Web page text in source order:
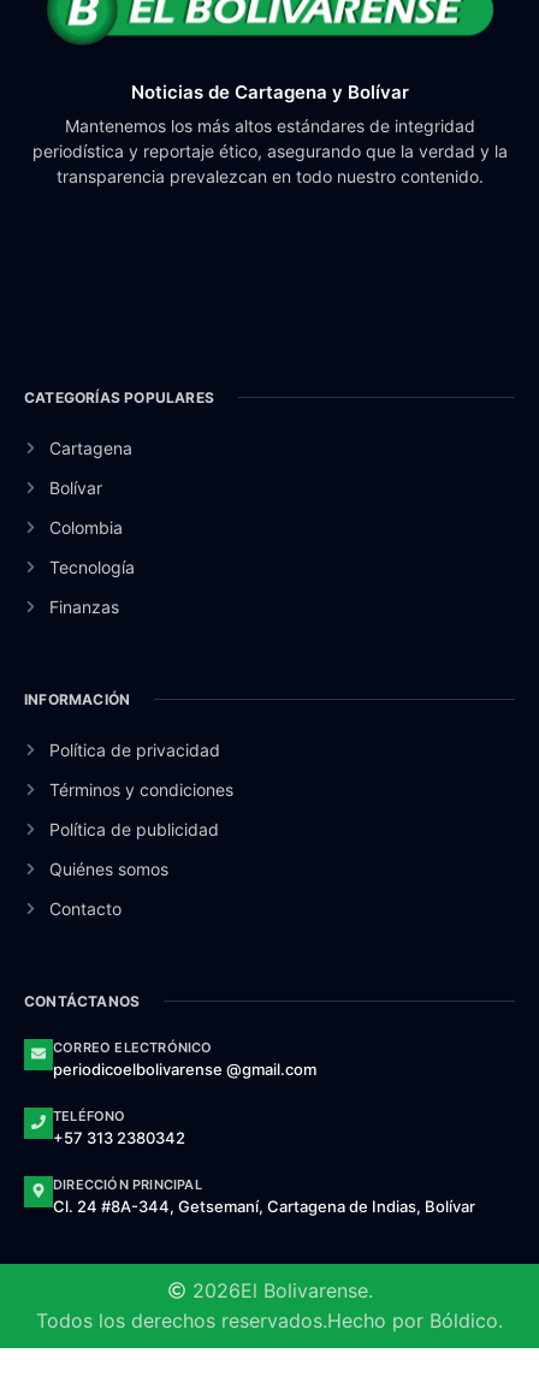
Noticias de Cartagena y Bolívar
Mantenemos los más altos estándares de integridad
periodística y reportaje ético, asegurando que la verdad y la
transparencia prevalezcan en todo nuestro contenido.
CATEGORÍAS POPULARES
Cartagena
Bolívar
Colombia
Tecnología
Finanzas
INFORMACIÓN
Política de privacidad
Términos y condiciones
Política de publicidad
Quiénes somos
Contacto
CONTÁCTANOS
CORREO ELECTRÓNICO
periodicoelbolivarense @gmail.com
TELÉFONO
+57 313 2380342
DIRECCIÓN PRINCIPAL
Cl. 24 #8A-344, Getsemaní, Cartagena de Indias, Bolívar
2026El Bolivarense.
Todos los derechos reservados.Hecho por Bóldico.